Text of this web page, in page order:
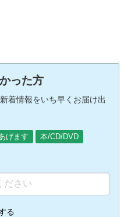
った方
着情報をいち早くお届け出
げます
本/CD/DVD
る